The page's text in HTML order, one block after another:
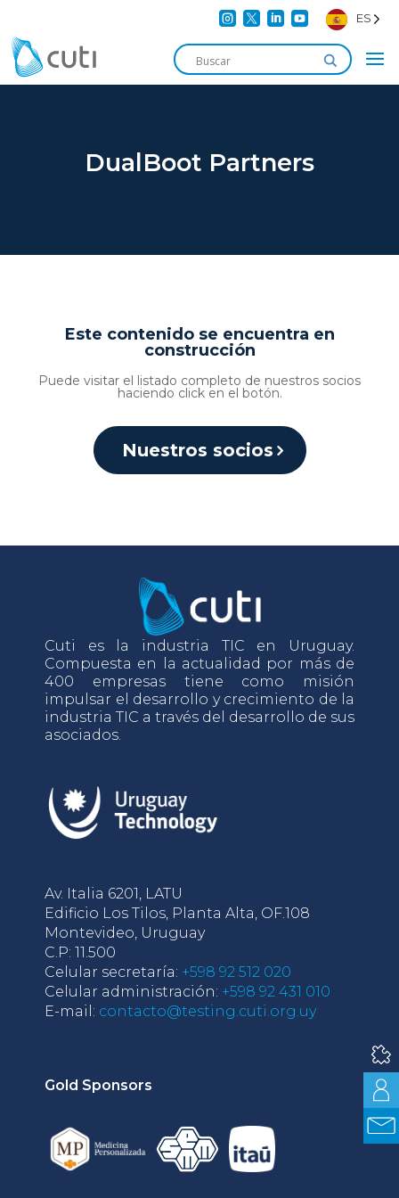
    ES
DualBoot Partners
Este contenido se encuentra en
construcción
Puede visitar el listado completo de nuestros socios
haciendo click en el botón.
Nuestros socios
Cuti es la industria TIC en Uruguay.
Compuesta en la actualidad por más de
400 empresas tiene como misión
impulsar el desarrollo y crecimiento de la
industria TIC a través del desarrollo de sus
asociados.
Av. Italia 6201, LATU
Edificio Los Tilos, Planta Alta, OF.108
Montevideo, Uruguay
C.P: 11.500
Celular secretaría: +598 92 512 020
Celular administración: +598 92 431 010
E-mail: contacto@testing.cuti.org.uy
Gold Sponsors